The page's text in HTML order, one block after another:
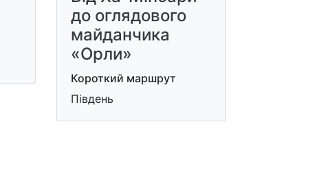
до оглядового
майданчика
«Орли»
Короткий маршрут
Південь